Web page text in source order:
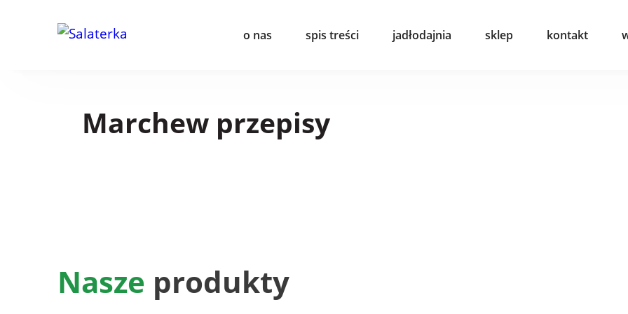
o nas spis treści jadłodajnia sklep kontakt
Marchew przepisy
Nasze produkty